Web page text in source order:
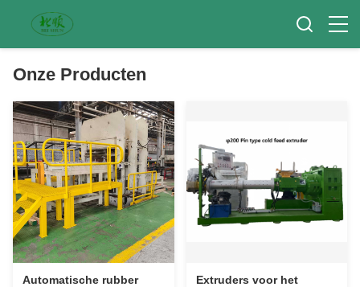
Onze Producten
Automatische rubber
Extruders voor het